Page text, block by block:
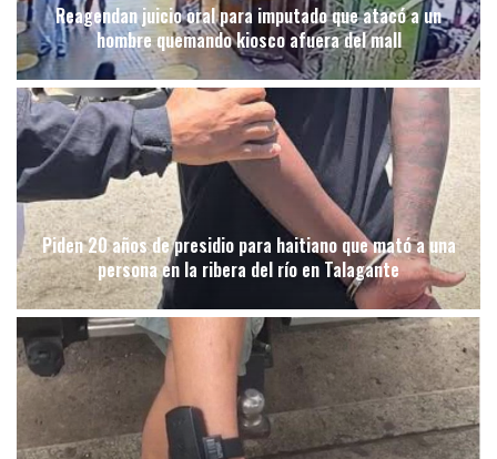
Reagendan juicio oral para imputado que atacó a un
hombre quemando kiosco afuera del mall
Piden 20 años de presidio para haitiano que mató a una
persona en la ribera del río en Talagante